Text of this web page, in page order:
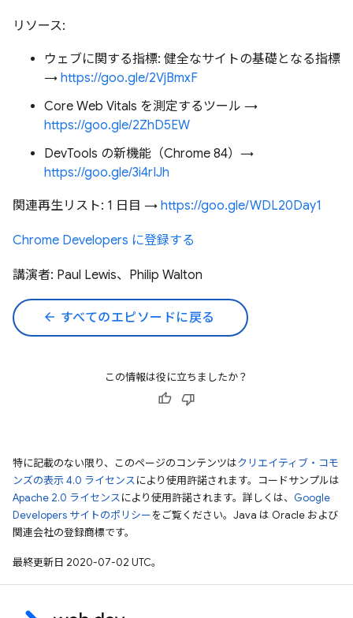
リソース:
ウェブに関する指標: 健全なサイトの基礎となる指標
→ https://goo.gle/2VjBmxF
Core Web Vitals を測定するツール →
https://goo.gle/2ZhD5EW
DevTools の新機能（Chrome 84）→
https://goo.gle/3i4rIJh
関連再生リスト: 1 日目 → https://goo.gle/WDL20Day1
Chrome Developers に登録する
講演者: Paul Lewis、Philip Walton
arrow_back すべてのエピソードに戻る
この情報は役に立ちましたか？
特に記載のない限り、このページのコンテンツはクリエイティブ・コモ
ンズの表示 4.0 ライセンスにより使用許諾されます。コードサンプルは
Apache 2.0 ライセンスにより使用許諾されます。詳しくは、 Google
Developers サイトのポリシーをご覧ください。Java は Oracle および
関連会社の登録商標です。
最終更新日 2020-07-02 UTC。